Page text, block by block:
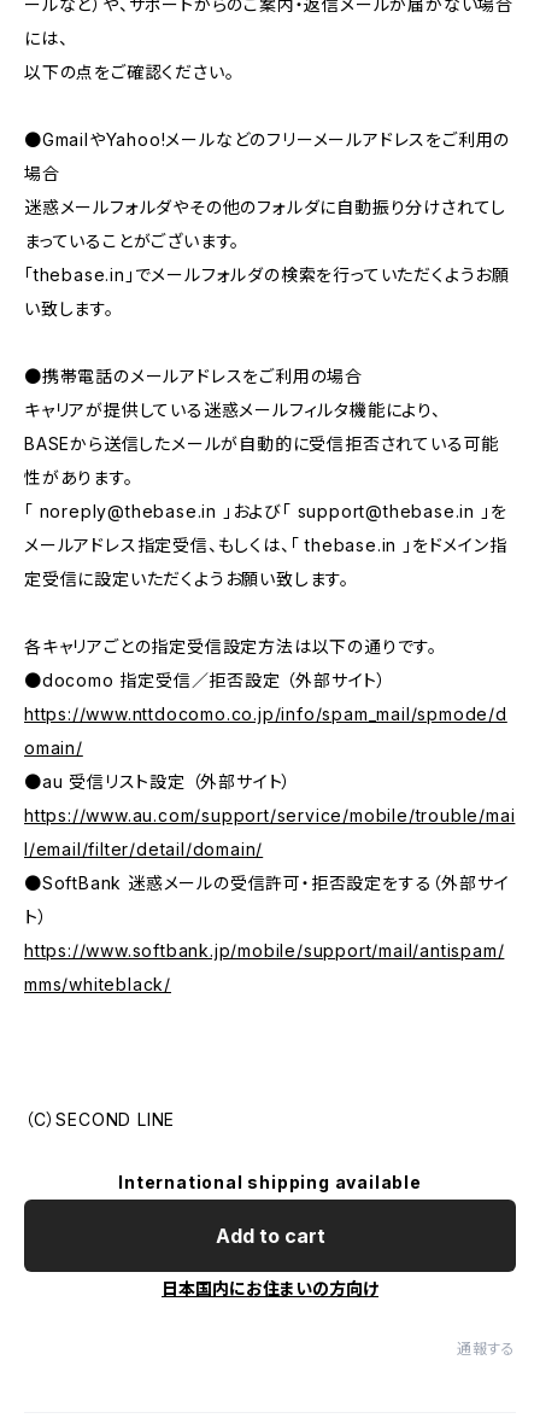
ールなど）や、サポートからのご案内・返信メールが届かない場合
には、
以下の点をご確認ください。
●GmailやYahoo!メールなどのフリーメールアドレスをご利用の
場合
迷惑メールフォルダやその他のフォルダに自動振り分けされてし
まっていることがございます。
「thebase.in」でメールフォルダの検索を行っていただくようお願
い致します。
●携帯電話のメールアドレスをご利用の場合
キャリアが提供している迷惑メールフィルタ機能により、
BASEから送信したメールが自動的に受信拒否されている可能
性があります。
「 noreply@thebase.in 」および「 support@thebase.in
」を
メールアドレス指定受信、もしくは、「 thebase.in 」をドメイン指
定受信に設定いただくようお願い致します。
各キャリアごとの指定受信設定方法は以下の通りです。
●docomo 指定受信／拒否設定 （外部サイト）
https://www.nttdocomo.co.jp/info/spam_mail/spmode/d
omain/
●au 受信リスト設定 （外部サイト）
https://www.au.com/support/service/mobile/trouble/mai
l/email/filter/detail/domain/
●SoftBank 迷惑メールの受信許可・拒否設定をする（外部サイ
ト）
https://www.softbank.jp/mobile/support/mail/antispam/
mms/whiteblack/
（C）SECOND LINE
International shipping available
Add to cart
日本国内にお住まいの方向け
通報する